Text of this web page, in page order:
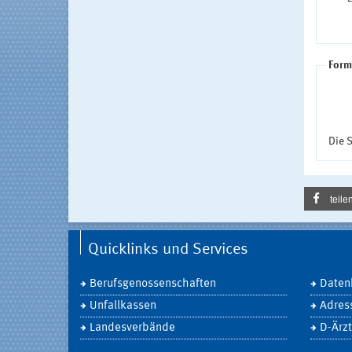
Die
Quicklinks und Services
Berufsgenossenschaften
Unfallkassen
Landesverbände
D-